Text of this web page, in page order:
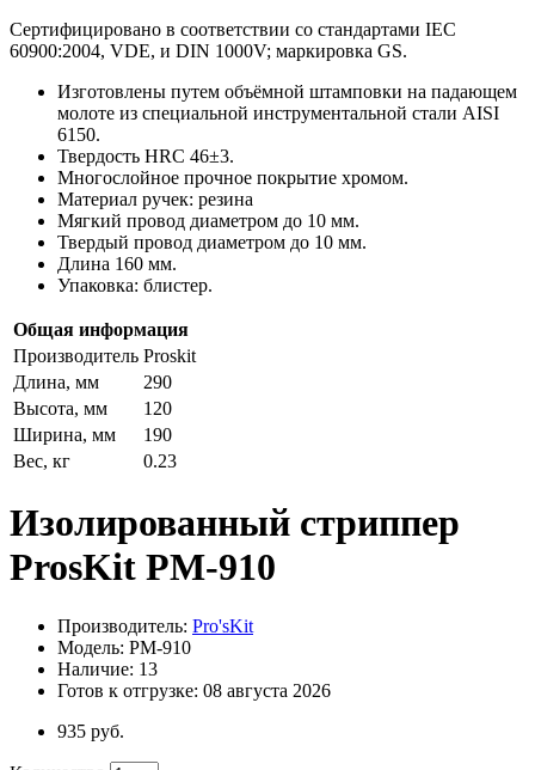
Сертифицировано в соответствии со стандартами IEC
60900:2004, VDE, и DIN 1000V; маркировка GS.
Изготовлены путем объёмной штамповки на падающем
молоте из специальной инструментальной стали AISI
6150.
Твердость HRC 46±3.
Многослойное прочное покрытие хромом.
Материал ручек: резина
Мягкий провод диаметром до 10 мм.
Твердый провод диаметром до 10 мм.
Длина 160 мм.
Упаковка: блистер.
Общая информация
Производитель Proskit
Длина, мм
290
Высота, мм
120
Ширина, мм
190
Вес, кг
0.23
Изолированный стриппер
ProsKit PM-910
Производитель: Pro'sKit
Модель: PM-910
Наличие: 13
Готов к отгрузке: 08 августа 2026
935 руб.